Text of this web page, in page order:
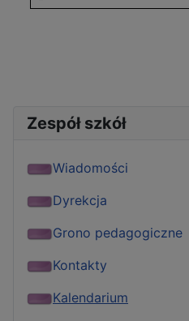
Zespół szkół
Wiadomości
Dyrekcja
Grono pedagogiczne
Kontakty
Kalendarium